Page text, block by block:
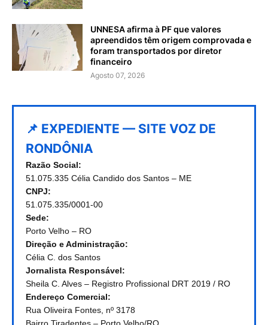
UNNESA afirma à PF que valores
apreendidos têm origem comprovada e
foram transportados por diretor
financeiro
Agosto 07, 2026
📌 EXPEDIENTE — SITE VOZ DE
RONDÔNIA
Razão Social:
51.075.335 Célia Candido dos Santos – ME
CNPJ:
51.075.335/0001-00
Sede:
Porto Velho – RO
Direção e Administração:
Célia C. dos Santos
Jornalista Responsável:
Sheila C. Alves – Registro Profissional DRT 2019 / RO
Endereço Comercial:
Rua Oliveira Fontes, nº 3178